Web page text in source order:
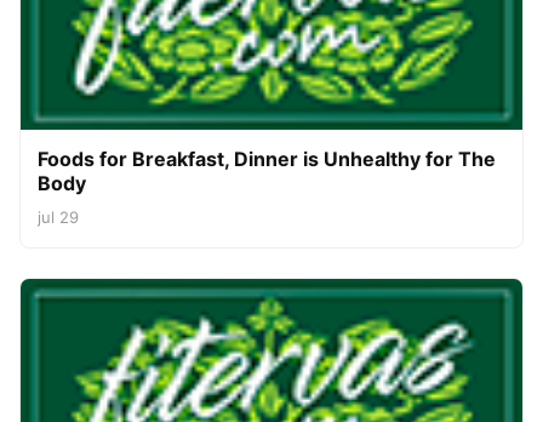
Foods for Breakfast, Dinner is Unhealthy for The
Body
jul 29